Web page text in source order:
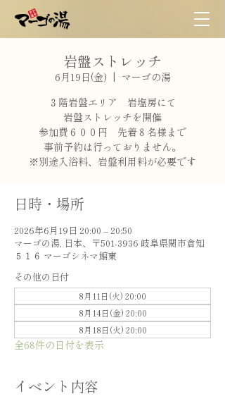
岩盤ストレッチ
6月19日(金)
  |
マーゴの湯
３階岩盤エリア 岩塩房にて
岩盤ストレッチを開催
参加費６００円 先着８名様まで
事前予約は行っておりません。
※別途入浴料、岩盤利用料が必要です
日時・場所
2026年6月19日 20:00 – 20:50
マーゴの湯, 日本、〒501-3936 岐阜県関市倉知
５１６ マーゴシネマ館東
その他の日付
8月11日(火) 20:00
8月14日(金) 20:00
8月18日(火) 20:00
全68件の日付を表示
イベント内容